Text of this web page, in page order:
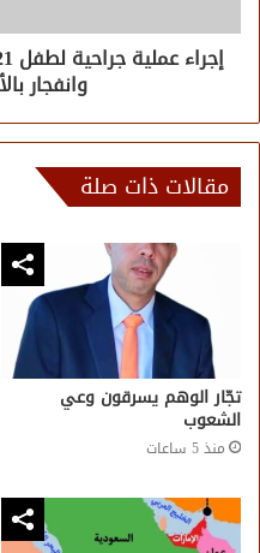
وانفجار
مقالات ذات صلة
تجّار الوهم يسرقون وعي
الشعوب
منذ 5 ساعات